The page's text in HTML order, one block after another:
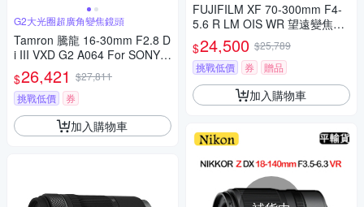
G2大光圈超廣角變焦鏡頭
Tamron 騰龍 16-30mm F2.8 D
i III VXD G2 A064 For SONY E
-mount 廣角變焦鏡頭 (公司貨)
$26,421 $27,811
挑戰低價
券
加入購物車
FUJIFILM XF 70-300mm F4-
5.6 R LM OIS WR 望遠變焦鏡
頭 公司貨
$24,500 $25,789
挑戰低價
券 贈品
加入購物車